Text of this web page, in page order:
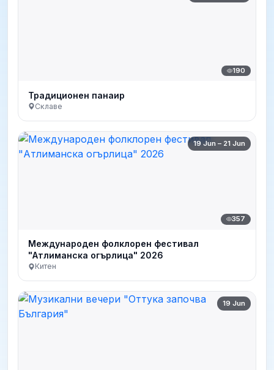
190
Традиционен панаир
Склаве
19 Jun – 21 Jun
357
Международен фолклорен фестивал
"Атлиманска огърлица" 2026
Китен
19 Jun